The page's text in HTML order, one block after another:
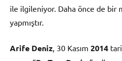
ile ilgileniyor. Daha önce de bir
yapmıştır.
Arife Deniz , 30 Kasım 2014